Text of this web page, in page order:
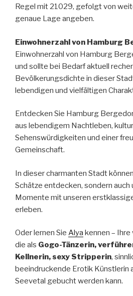
Regel mit 21029, gefolgt von
genaue Lage angeben.
Einwohnerzahl von Hamburg
Einwohnerzahl von Hamburg
und sollte bei Bedarf aktuell
Bevölkerungsdichte in dieser
lebendigen und vielfältigen
Entdecken Sie Hamburg
aus lebendigem Nachtleben,
Sehenswürdigkeiten und einer
Gemeinschaft.
In dieser charmanten Stadt
Schätze entdecken, sondern auch
Momente mit unseren
erleben.
Oder lernen Sie Alya kennen –
die als Gogo-Tänzerin,
Kellnerin,sexy Stripperin,
beeindruckende Erotik Künstlerin
Seevetal gebucht werden kann.